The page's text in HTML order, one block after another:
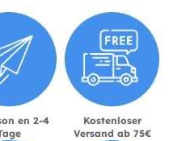
en 2-4
Kostenloser
Versand ab 75€